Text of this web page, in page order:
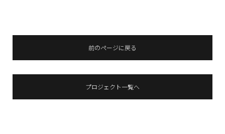
前のページに戻る
プロジェクト一覧へ